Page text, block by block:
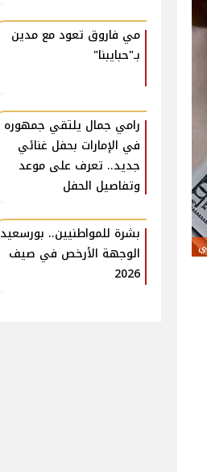
مي فاروق تعود مع مدين
بـ"حبايبنا"
رامي جمال يلتقي جمهوره
في الإمارات بحفل غنائي
جديد.. تعرف على موعد
وتفاصيل الحفل
بشرة للمواطنيين.. بورسعيد
الوجهة الأرخص في صيف
2026